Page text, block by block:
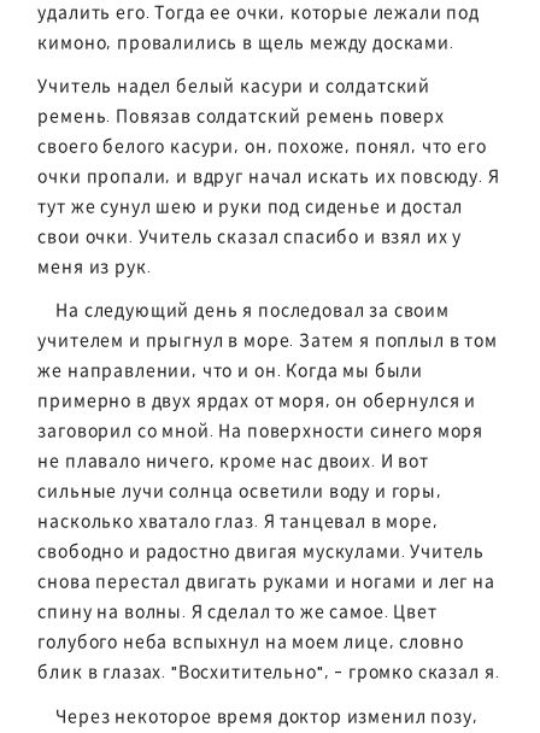
удалить его. Тогда ее очки, которые лежали под
кимоно, провалились в щель между досками.
Учитель надел белый касури и солдатский
ремень. Повязав солдатский ремень поверх
своего белого касури, он, похоже, понял, что его
очки пропали, и вдруг начал искать их повсюду. Я
тут же сунул шею и руки под сиденье и достал
свои очки. Учитель сказал спасибо и взял их у
меня из рук.
На следующий день я последовал за своим
учителем и прыгнул в море. Затем я поплыл в том
же направлении, что и он. Когда мы были
примерно в двух ярдах от моря, он обернулся и
заговорил со мной. На поверхности синего моря
не плавало ничего, кроме нас двоих. И вот
сильные лучи солнца осветили воду и горы,
насколько хватало глаз. Я танцевал в море,
свободно и радостно двигая мускулами. Учитель
снова перестал двигать руками и ногами и лег на
спину на волны. Я сделал то же самое. Цвет
голубого неба вспыхнул на моем лице, словно
блик в глазах. "Восхитительно", - громко сказал я.
Через некоторое время доктор изменил позу,